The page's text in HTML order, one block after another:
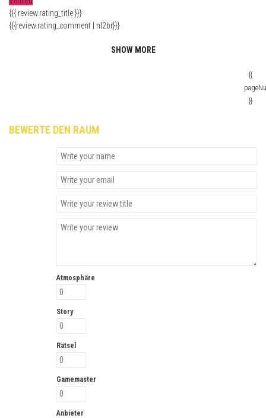
{{{ review.rating_title }}}
{{{review.rating_comment | nl2br}}}
SHOW MORE
{{
}}
BEWERTE DEN RAUM
Atmosphäre
Story
Rätsel
Gamemaster
Anbieter